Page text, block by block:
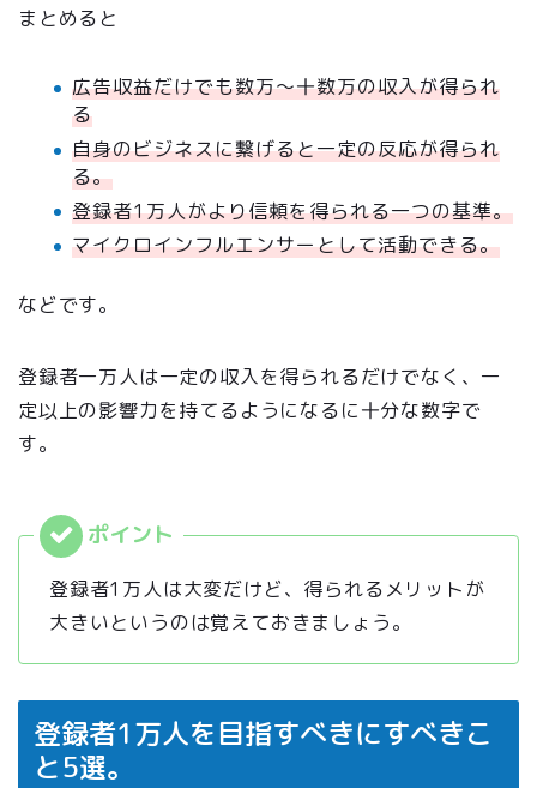
まとめると
広告収益だけでも数万〜十数万の収入が得られ
る
自身のビジネスに繋げると一定の反応が得られ
る。
登録者1万人がより信頼を得られる一つの基準。
マイクロインフルエンサーとして活動できる。
などです。
登録者一万人は一定の収入を得られるだけでなく、一
定以上の影響力を持てるようになるに十分な数字で
す。
登録者1万人は大変だけど、得られるメリットが
大きいというのは覚えておきましょう。
登録者1万人を目指すべきにすべきこ
と5選。